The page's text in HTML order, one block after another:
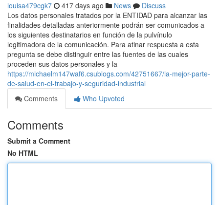
louisa479cgk7 417 days ago News
Discuss
Los datos personales tratados por la ENTIDAD para alcanzar las
finalidades detalladas anteriormente podrán ser comunicados a
los siguientes destinatarios en función de la pulvínulo
legitimadora de la comunicación. Para atinar respuesta a esta
pregunta se debe distinguir entre las fuentes de las cuales
proceden sus datos personales y la
https://michaelm147waf6.csublogs.com/42751667/la-mejor-parte-
de-salud-en-el-trabajo-y-seguridad-industrial
Comments
Who Upvoted
Comments
Submit a Comment
No HTML